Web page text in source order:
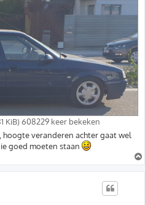
KiB) 608229 keer bekeken
veranderen achter gaat wel
goed moeten staan